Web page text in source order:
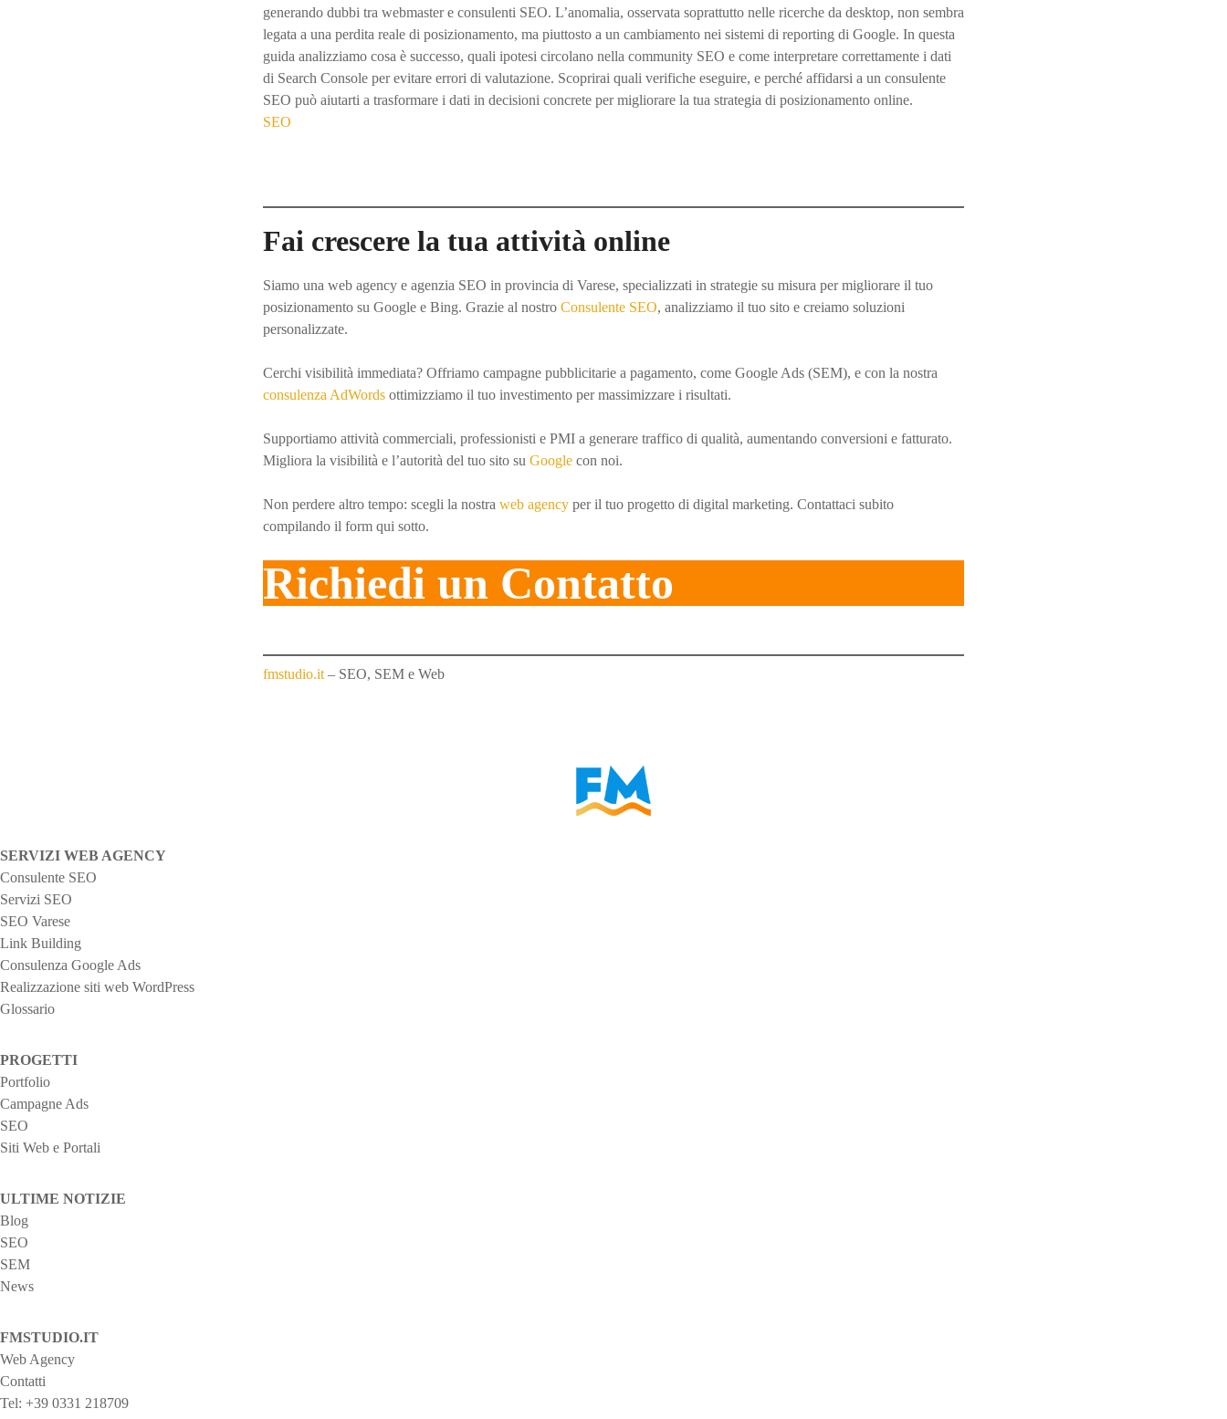
generando dubbi tra webmaster e consulenti SEO. L’anomalia, osservata soprattutto nelle ricerche da desktop, non sembra
legata a una perdita reale di posizionamento, ma piuttosto a un cambiamento nei sistemi di reporting di Google. In questa
guida analizziamo cosa è successo, quali ipotesi circolano nella community SEO e come interpretare correttamente i dati
di Search Console per evitare errori di valutazione. Scoprirai quali verifiche eseguire, e perché affidarsi a un consulente
SEO può aiutarti a trasformare i dati in decisioni concrete per migliorare la tua strategia di posizionamento online.
SEO
N
a
v
i
g
a
z
o
n
e
r
Fai crescere la tua attività online
Siamo una web agency e agenzia SEO in provincia di Varese, specializzati in strategie su misura per migliorare il tuo
posizionamento su Google e Bing. Grazie al nostro Consulente SEO, analizziamo il tuo sito e creiamo soluzioni
personalizzate.
Cerchi visibilità immediata? Offriamo campagne pubblicitarie a pagamento, come Google Ads (SEM), e con la nostra
consulenza AdWords ottimizziamo il tuo investimento per massimizzare i risultati.
Supportiamo attività commerciali, professionisti e PMI a generare traffico di qualità, aumentando conversioni e fatturato.
Migliora la visibilità e l’autorità del tuo sito su Google con noi.
Non perdere altro tempo: scegli la nostra web agency per il tuo progetto di digital marketing. Contattaci subito
compilando il form qui sotto.
Richiedi un Contatto
fmstudio.it– SEO, SEM e Web
SERVIZI WEB AGENCY
Consulente SEO
Servizi SEO
SEO Varese
Link Building
Consulenza Google Ads
Realizzazione siti web WordPress
Glossario
PROGETTI
Portfolio
Campagne Ads
SEO
Siti Web e Portali
ULTIME NOTIZIE
Blog
SEO
SEM
News
FMSTUDIO.IT
Web Agency
Contatti
Tel: +39 0331 218709